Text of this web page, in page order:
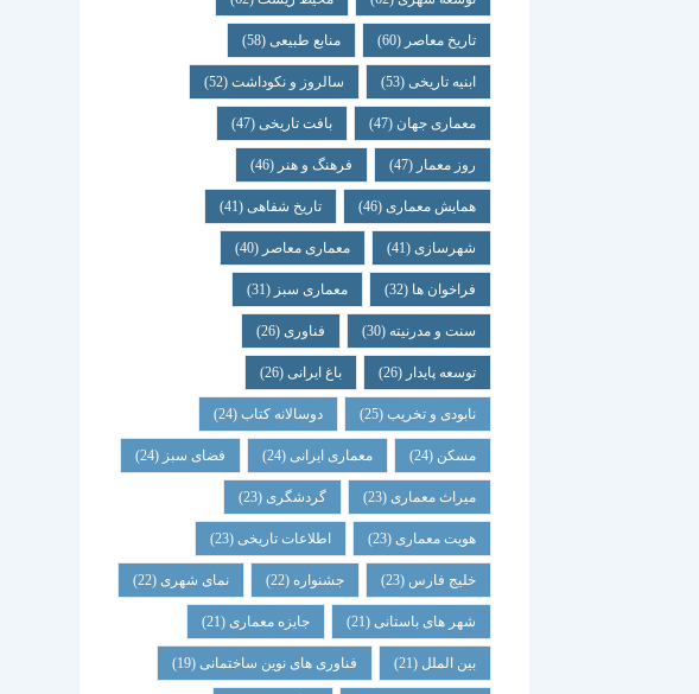
تاریخ معاصر (60) منابع طبیعی(58)
ابنیه تاریخی(53) سالروز و نکوداشت(52)
معماری جهان (47) بافت تاریخی(47)
روز معمار (47) فرهنگ و هنر (46)
همایش معماری(46) تاریخ شفاهی(41)
شهرسازی(41) معماری معاصر (40)
فراخوان ها (32) معماری سبز (31)
سنت و مدرنیته (30) فناوری(26)
توسعه پایدار (26) باغ ایرانی(26)
نابودی و تخریب(25) دوسالانه کتاب(24)
مسکن (24) معماری ایرانی(24) فضای سبز (24)
میراث معماری(23) گردشگری(23)
هویت معماری(23) اطلاعات تاریخی(23)
خلیج فارس (23) جشنواره (22) نمای شهری(22)
شهر های باستانی(21) جایزه معماری(21)
بین الملل (21) فناوری های نوین ساختمانی(19)